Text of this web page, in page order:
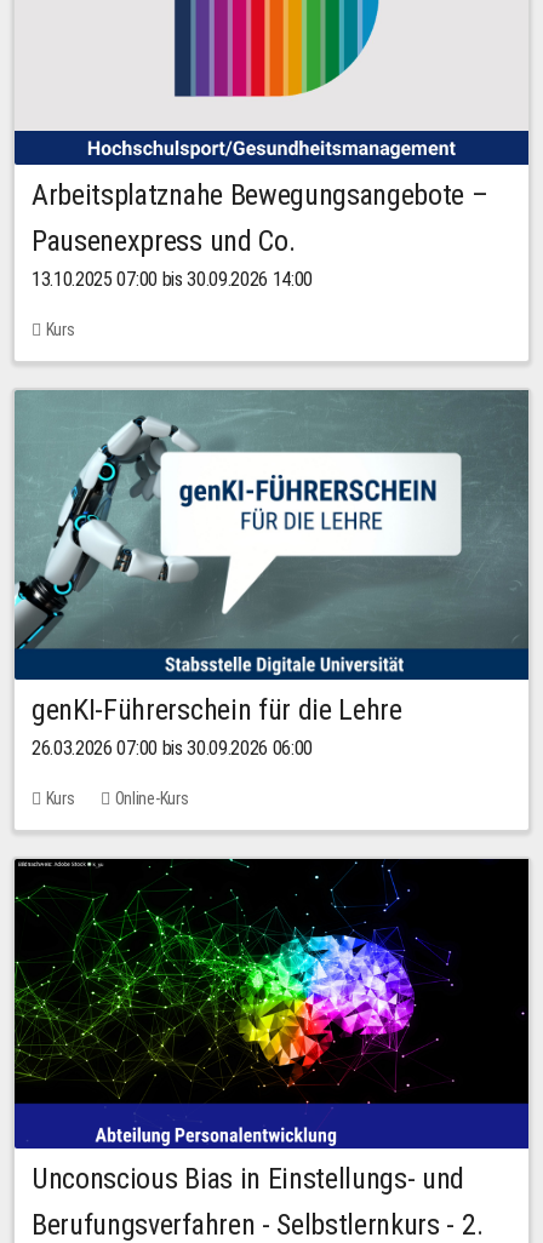
Arbeitsplatznahe Bewegungsangebote –
Pausenexpress und Co.
13.10.2025 07:00 bis 30.09.2026 14:00
Kurs
genKI-Führerschein für die Lehre
26.03.2026 07:00 bis 30.09.2026 06:00
Kurs Online-Kurs
Unconscious Bias in Einstellungs- und
Berufungsverfahren - Selbstlernkurs - 2.